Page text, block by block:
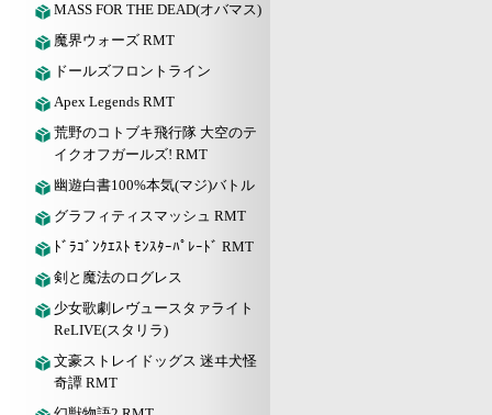
MASS FOR THE DEAD(オバマス)
魔界ウォーズ RMT
ドールズフロントライン
Apex Legends RMT
荒野のコトブキ飛行隊 大空のテ
イクオフガールズ! RMT
幽遊白書100%本気(マジ)バトル
グラフィティスマッシュ RMT
ﾄﾞﾗｺﾞﾝｸｴｽﾄ ﾓﾝｽﾀｰﾊﾟﾚｰﾄﾞ RMT
剣と魔法のログレス
少女歌劇レヴュースタァライト
ReLIVE(スタリラ)
文豪ストレイドッグス 迷ヰ犬怪
奇譚 RMT